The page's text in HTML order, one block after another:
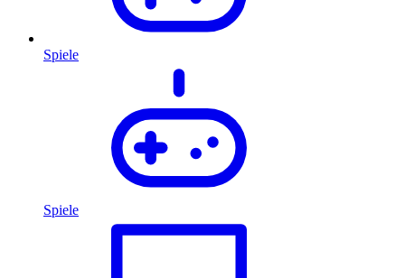
Spiele
Spiele